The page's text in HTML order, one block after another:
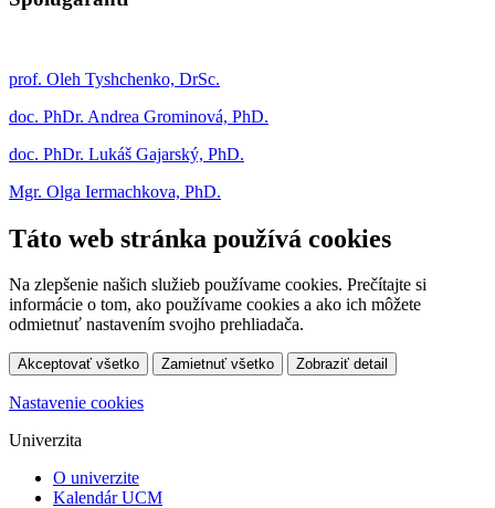
prof. Oleh Tyshchenko, DrSc.
doc. PhDr. Andrea Grominová, PhD.
doc. PhDr. Lukáš Gajarský, PhD.
Mgr. Olga Iermachkova, PhD.
Táto web stránka používá cookies
Na zlepšenie našich služieb používame cookies. Prečítajte si
informácie o tom, ako používame cookies a ako ich môžete
odmietnuť nastavením svojho prehliadača.
Akceptovať všetko Zamietnuť všetko Zobraziť detail
Nastavenie cookies
Univerzita
O univerzite
Kalendár UCM